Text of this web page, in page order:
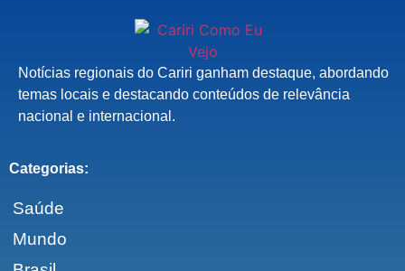
Notícias regionais do Cariri ganham destaque, abordando
temas locais e destacando conteúdos de relevância
nacional e internacional.
Categorias:
Saúde
Mundo